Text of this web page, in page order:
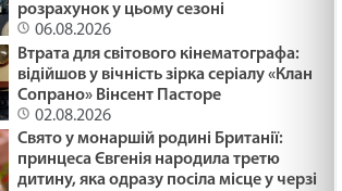
розрахунок у цьому сезоні
06.08.2026
Втрата для світового кінематографа:
відійшов у вічність зірка серіалу «Клан
Сопрано» Вінсент Пасторе
02.08.2026
Свято у монаршій родині Британії:
принцеса Євгенія народила третю
дитину, яка одразу посіла місце у черзі